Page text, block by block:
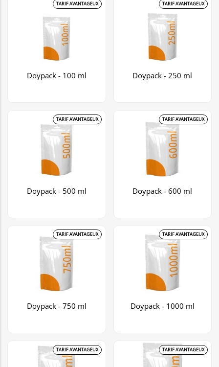
Doypack - 100 ml
TARIF AVANTAGEUX
Doypack - 250 ml
TARIF AVANTAGEUX
Doypack - 500 ml
TARIF AVANTAGEUX
Doypack - 600 ml
TARIF AVANTAGEUX
Doypack - 750 ml
TARIF AVANTAGEUX
Doypack - 1000 ml
TARIF AVANTAGEUX
TARIF AVANTAGEUX TARIF AVANTAGEUX